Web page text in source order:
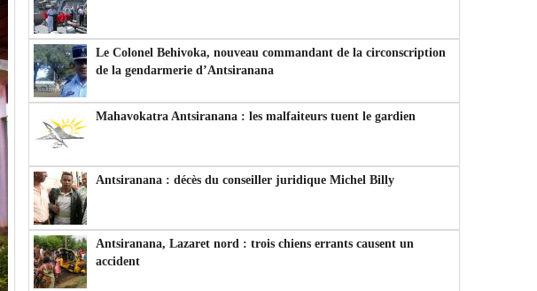
Le Colonel Behivoka, nouveau commandant de la circonscription
de la gendarmerie d’Antsiranana
Mahavokatra Antsiranana : les malfaiteurs tuent le gardien
Antsiranana : décès du conseiller juridique Michel Billy
Antsiranana, Lazaret nord : trois chiens errants causent un
accident